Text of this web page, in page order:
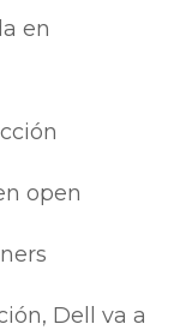
en
open
Dell va a